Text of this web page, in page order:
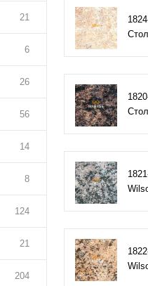
21
6
26
56
14
8
124
21
204